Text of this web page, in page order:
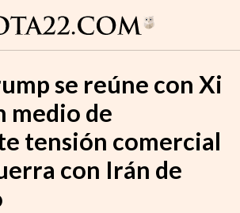
se reúne con Xi
medio de
tensión comercial
con Irán de